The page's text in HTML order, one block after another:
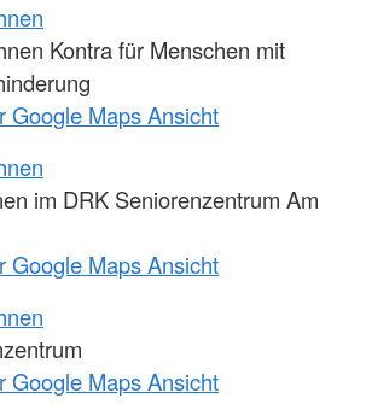
Kontra für Menschen mit
Google Maps Ansicht
im DRK Seniorenzentrum Am
Google Maps Ansicht
Google Maps Ansicht